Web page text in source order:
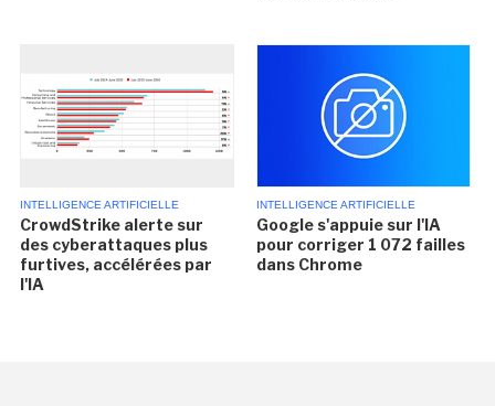
INTELLIGENCE ARTIFICIELLE
CrowdStrike alerte sur
des cyberattaques plus
furtives, accélérées par
l'IA
INTELLIGENCE ARTIFICIELLE
Google s'appuie sur l'IA
pour corriger 1 072 failles
dans Chrome